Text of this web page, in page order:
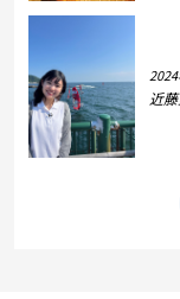
近